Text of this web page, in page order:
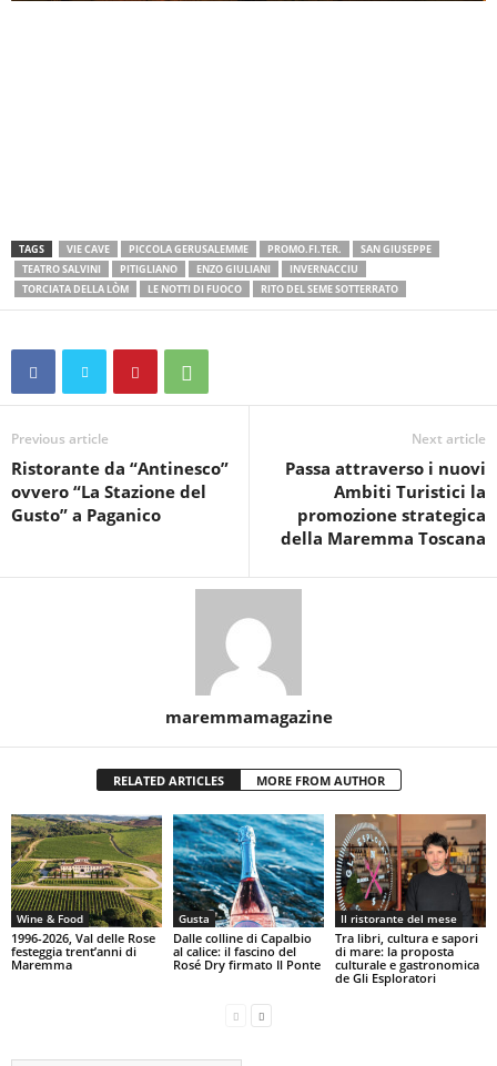
TAGS VIE CAVE PICCOLA GERUSALEMME PROMO.FI.TER.
SAN GIUSEPPE
TEATRO SALVINI
PITIGLIANO ENZO GIULIANI
INVERNACCIU
TORCIATA DELLA LÒM
LE NOTTI DI FUOCO RITO DEL SEME SOTTERRATO
Previous article
Ristorante da “Antinesco”
ovvero “La Stazione del
Gusto” a Paganico
Next article
Passa attraverso i nuovi
Ambiti Turistici la
promozione strategica
della Maremma Toscana
maremmamagazine
RELATED ARTICLES MORE FROM AUTHOR
Wine & Food
1996-2026, Val delle Rose
festeggia trent’anni di
Maremma
Gusta
Dalle colline di Capalbio
al calice: il fascino del
Rosé Dry firmato Il Ponte
Il ristorante del mese
Tra libri, cultura e sapori
di mare: la proposta
culturale e gastronomica
de Gli Esploratori